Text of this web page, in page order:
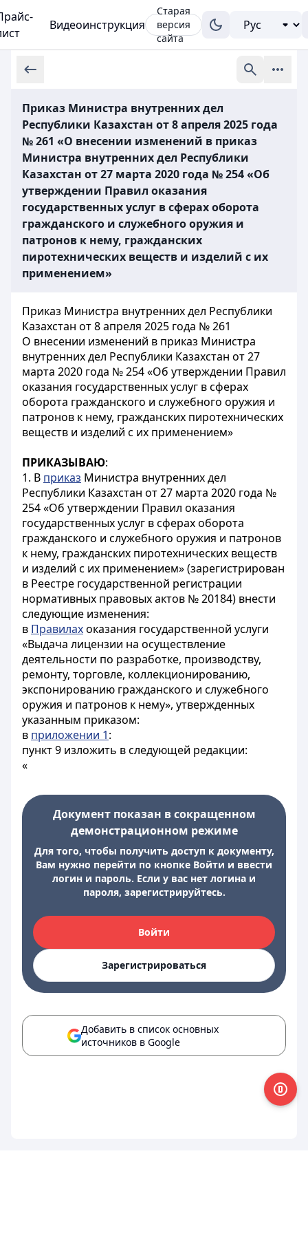
Видеоинструкция
Старая
версия
сайта
Приказ Министра внутренних дел
Республики Казахстан от 8 апреля 2025 года
№ 261 «О внесении изменений в приказ
Министра внутренних дел Республики
Казахстан от 27 марта 2020 года № 254 «Об
утверждении Правил оказания
государственных услуг в сферах оборота
гражданского и служебного оружия и
патронов к нему, гражданских
пиротехнических веществ и изделий с их
применением»
Приказ Министра внутренних дел Республики
Казахстан от 8 апреля 2025 года № 261
О внесении изменений в приказ Министра
внутренних дел Республики Казахстан от 27
марта 2020 года № 254 «Об утверждении Правил
оказания государственных услуг в сферах
оборота гражданского и служебного оружия и
патронов к нему, гражданских пиротехнических
веществ и изделий с их применением»
ПРИКАЗЫВАЮ:
1. В приказ Министра внутренних дел
Республики Казахстан от 27 марта 2020 года №
254 «Об утверждении Правил оказания
государственных услуг в сферах оборота
гражданского и служебного оружия и патронов
к нему, гражданских пиротехнических веществ
и изделий с их применением» (зарегистрирован
в Реестре государственной регистрации
нормативных правовых актов № 20184) внести
следующие изменения:
в Правилахоказания государственной услуги
«Выдача лицензии на осуществление
деятельности по разработке, производству,
ремонту, торговле, коллекционированию,
экспонированию гражданского и служебного
оружия и патронов к нему», утвержденных
указанным приказом:
в приложении 1:
пункт 9 изложить в следующей редакции:
«
Документ показан в сокращенном
демонстрационном режиме
Для того, чтобы получить доступ к документу,
Вам нужно перейти по кнопке Войти и ввести
логин и пароль. Если у вас нет логина и
пароля, зарегистрируйтесь.
Войти
Зарегистрироваться
Добавить в список основных
источников в Google